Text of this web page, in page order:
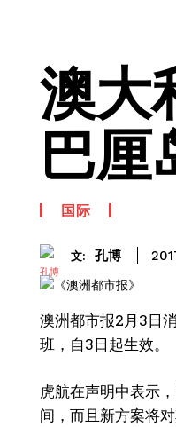
澳大
巴厘
国际
文: 孔博
澳洲都市报2月3日
班，自3日起生效。
虎航在声明中表示
间，而且新方案将